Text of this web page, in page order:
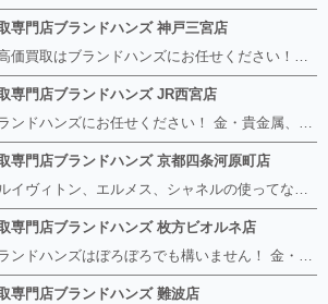
専門店ブランドハンズ 神戸三宮店
ブランド品の高価買取はブランドハンズにお任せください！！ 高騰し続けている金・貴金属はもちろん、ルイヴィトン、エルメス、シャネル、ロレックスは特に力を入れております。 その他ブランド食器、銀シルバー製品、美容機器、脱毛器、スマホなど幅広く取り扱っております！ 鑑定士は経験豊富で親切丁寧な対応を心がけております。 鑑定書がないものでもしっかり見させて頂きます。
専門店ブランドハンズ JR西宮店
高価買取はブランドハンズにお任せください！ 金・貴金属、ルイヴィトン、エルメス、シャネル、ロレックスは特に力を入れておりますが、 他店で断られたボロボロになったバッグや財布、壊れたブランド品、時計、千切れた貴金属もお買取り可能です。 経験豊富な鑑定士が宝石やダイヤモンドの鑑定書がないものでもしっかり見させて頂きます。 その他ブランド食器、銀シルバー製品、美容機器、脱毛器、スマホなど幅広く取り扱っております！ 是非お気軽にお越しください。
専門店ブランドハンズ 京都四条河原町店
高価買取！！ルイヴィトン、エルメス、シャネルの使ってないものなど ブランドハンズならボロボロでも構いません。 他店に断られたものも当店ならお買取り可能です！ ロレックスやフェンディ、グッチも大歓迎です！ ブランド品や貴金属、時計、宝石、ダイヤモンドは特に高価買取ですのでお査定だけでもお待ちしております。
専門店ブランドハンズ 枚方ビオルネ店
高価買取のブランドハンズはぼろぼろでも構いません！ 金・貴金属、ルイヴィトンやエルメス、シャネルの使ってないものはございませんか？ 他店に断られたものも当店ならお買取り可能です！ ロレックスやフェンディ、グッチも大歓迎！ ブランド品や貴金属、時計、宝石、ダイヤモンドは特に高価買取ですがブランド食器、スマホ、美容機器、銀製品など幅広く取り扱っております。
専門店ブランドハンズ 難波店